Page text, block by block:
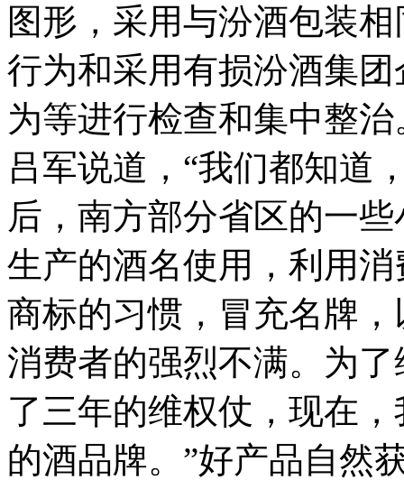
图形，采用与汾酒包装
行为和采用有损汾酒集
为等进行检查和集中整
吕军说道，“我们都知道
后，南方部分省区的一
生产的酒名使用，利用
商标的习惯，冒充名牌
消费者的强烈不满。为
了三年的维权仗，现在
的酒品牌。”好产品自然